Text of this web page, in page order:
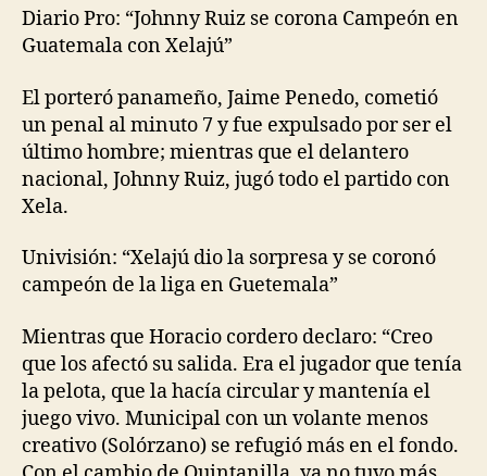
Diario Pro: “Johnny Ruiz se corona Campeón en
Guatemala con Xelajú”
El porteró panameño, Jaime Penedo, cometió
un penal al minuto 7 y fue expulsado por ser el
último hombre; mientras que el delantero
nacional, Johnny Ruiz, jugó todo el partido con
Xela.
Univisión: “Xelajú dio la sorpresa y se coronó
campeón de la liga en Guetemala”
Mientras que Horacio cordero declaro: “Creo
que los afectó su salida. Era el jugador que tenía
la pelota, que la hacía circular y mantenía el
juego vivo. Municipal con un volante menos
creativo (Solórzano) se refugió más en el fondo.